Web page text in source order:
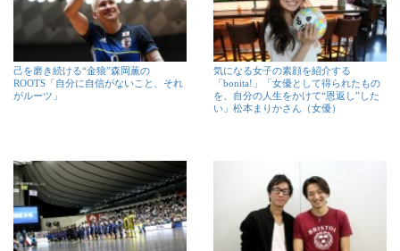
己を磨き続ける“金狼”森岡薫の
ROOTS「自分に自信がないこと、それ
がルーツ」
気になる女子の素顔を紹介する
「bonita!」「女優として得られたもの
を、自分の人生をかけて“恩返し”した
い」松本まりかさん（女優）